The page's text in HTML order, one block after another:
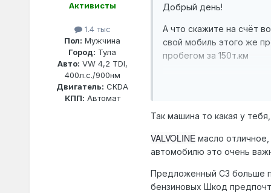
Активисты
1.4 тыс
Пол: Мужчина
Город: Тула
Авто: VW 4,2 TDI,
400л.с./900нм
Двигатель: CKDA
КПП: Автомат
Добрый день!
А что скажите на счёт
свой мобиль этого же
пробегом за 150т.км
Масло моторное
Так машина то какая у тебя,
VALVOLINEмасло отличное,
автомобилю это очень
Предложенный С3 больше
бензиновых Шкод